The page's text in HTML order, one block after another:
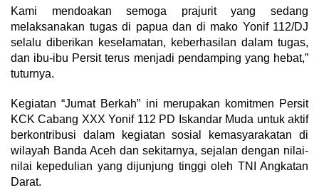
Kami mendoakan semoga prajurit yang sedang
melaksanakan tugas di papua dan di mako Yonif 112/DJ
selalu diberikan keselamatan, keberhasilan dalam tugas,
dan ibu-ibu Persit terus menjadi pendamping yang hebat,”
tuturnya.
​Kegiatan “Jumat Berkah” ini merupakan komitmen Persit
KCK Cabang XXX Yonif 112 PD Iskandar Muda untuk aktif
berkontribusi dalam kegiatan sosial kemasyarakatan di
wilayah Banda Aceh dan sekitarnya, sejalan dengan nilai-
nilai kepedulian yang dijunjung tinggi oleh TNI Angkatan
Darat.